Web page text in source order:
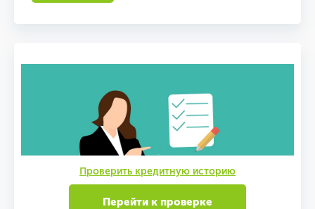
Проверить кредитную историю
Перейти к проверке